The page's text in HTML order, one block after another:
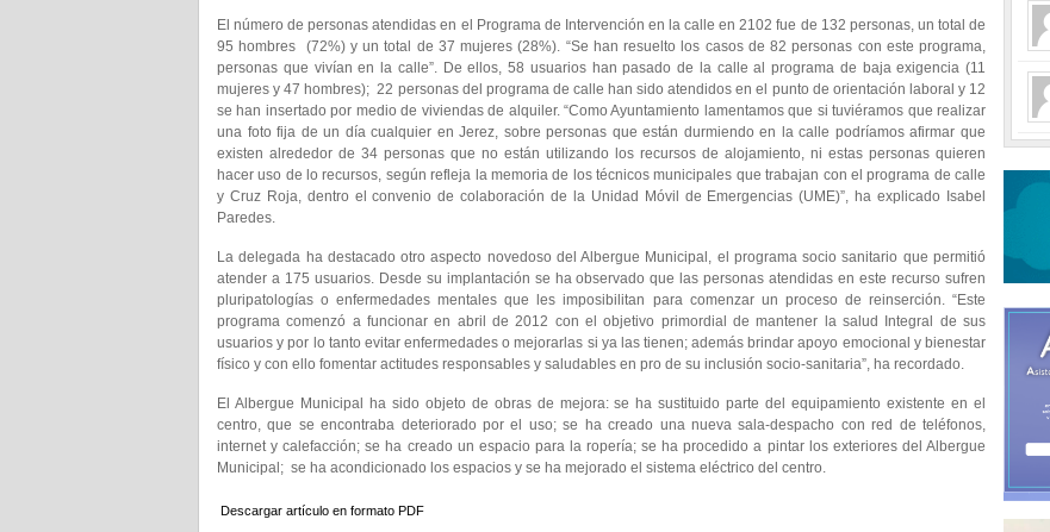
El número de personas atendidas en el Programa de Intervención en la calle en 2102 fue de 132 personas, un total de
95 hombres (72%) y un total de 37 mujeres (28%). “Se han resuelto los casos de 82 personas con este programa,
personas que vivían en la calle”. De ellos, 58 usuarios han pasado de la calle al programa de baja exigencia (11
mujeres y 47 hombres); 22 personas del programa de calle han sido atendidos en el punto de orientación laboral y 12
se han insertado por medio de viviendas de alquiler. “Como Ayuntamiento lamentamos que si tuviéramos que realizar
una foto fija de un día cualquier en Jerez, sobre personas que están durmiendo en la calle podríamos afirmar que
existen alrededor de 34 personas que no están utilizando los recursos de alojamiento, ni estas personas quieren
hacer uso de lo recursos, según refleja la memoria de los técnicos municipales que trabajan con el programa de calle
y Cruz Roja, dentro el convenio de colaboración de la Unidad Móvil de Emergencias (UME)”, ha explicado Isabel
Paredes.
La delegada ha destacado otro aspecto novedoso del Albergue Municipal, el programa socio sanitario que permitió
atender a 175 usuarios. Desde su implantación se ha observado que las personas atendidas en este recurso sufren
pluripatologías o enfermedades mentales que les imposibilitan para comenzar un proceso de reinserción. “Este
programa comenzó a funcionar en abril de 2012 con el objetivo primordial de mantener la salud Integral de sus
usuarios y por lo tanto evitar enfermedades o mejorarlas si ya las tienen; además brindar apoyo emocional y bienestar
físico y con ello fomentar actitudes responsables y saludables en pro de su inclusión socio-sanitaria”, ha recordado.
El Albergue Municipal ha sido objeto de obras de mejora: se ha sustituido parte del equipamiento existente en el
centro, que se encontraba deteriorado por el uso; se ha creado una nueva sala-despacho con red de teléfonos,
internet y calefacción; se ha creado un espacio para la ropería; se ha procedido a pintar los exteriores del Albergue
Municipal; se ha acondicionado los espacios y se ha mejorado el sistema eléctrico del centro.
Descargar artículo en formato PDF